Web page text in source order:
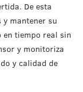
De esta
y mantener su
tiempo real sin
y monitoriza
y calidad de